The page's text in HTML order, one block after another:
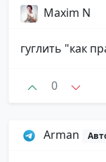
Maxim N
гуглить "как
0
Arman